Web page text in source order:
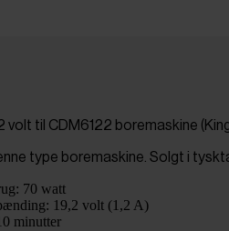
volt til CDM6122 boremaskine
type boremaskine. Solgt i
70 watt
19,2 volt (1,2 A)
minutter